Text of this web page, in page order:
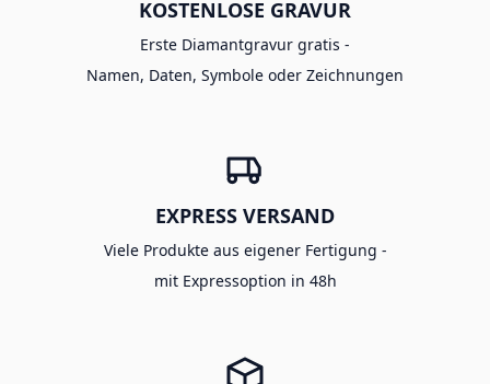
KOSTENLOSE GRAVUR
Erste Diamantgravur gratis -
Namen, Daten, Symbole oder Zeichnungen
EXPRESS VERSAND
Viele Produkte aus eigener Fertigung -
mit Expressoption in 48h